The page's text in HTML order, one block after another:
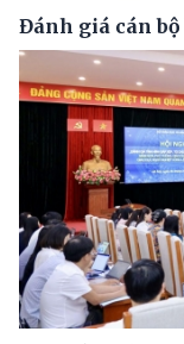
Đánh giá cán